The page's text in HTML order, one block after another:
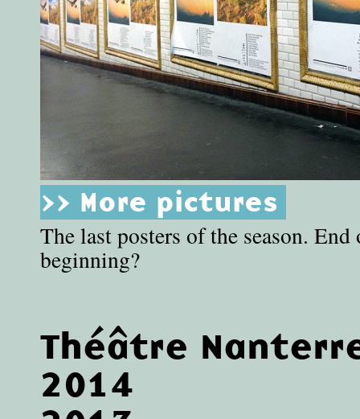
>> More pictures
The last posters of the season.
beginning?
Théâtre
2014